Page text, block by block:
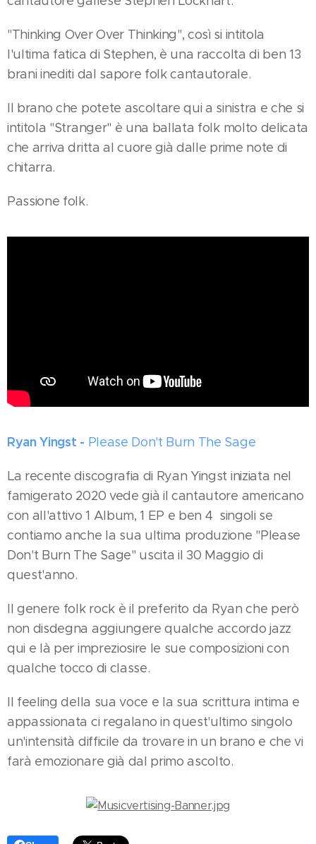
"Thinking Over Over Thinking", così si intitola
l'ultima fatica di Stephen, è una raccolta di ben 13
brani inediti dal sapore folk cantautorale.
Il brano che potete ascoltare qui a sinistra e che si
intitola "Stranger" è una ballata folk molto delicata
che arriva dritta al cuore già dalle prime note di
chitarra.
Passione folk.
Ryan Yingst - Please Don't Burn The Sage
La recente discografia di Ryan Yingst iniziata nel
famigerato 2020 vede già il cantautore americano
con all'attivo 1 Album, 1 EP e ben 4 singoli se
contiamo anche la sua ultima produzione "Please
Don't Burn The Sage" uscita il 30 Maggio di
quest'anno.
Il genere folk rock è il preferito da Ryan che però
non disdegna aggiungere qualche accordo jazz
qui e là per impreziosire le sue composizioni con
qualche tocco di classe.
Il feeling della sua voce e la sua scrittura intima e
appassionata ci regalano in quest'ultimo singolo
un'intensità difficile da trovare in un brano e che vi
farà emozionare già dal primo ascolto.